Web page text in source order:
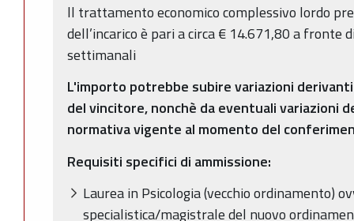
ll trattamento economico complessivo lordo
dell’incarico è pari a circa € 14.671,80 a fronte
settimanali
L'importo potrebbe subire variazioni
del vincitore, nonchè da eventuali variazioni
normativa vigente al momento del
Requisiti specifici di ammissione:
Laurea in Psicologia (vecchio ordinamento)
specialistica/magistrale del nuovo